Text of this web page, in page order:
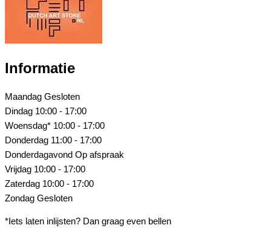
Informatie
Maandag Gesloten
Dindag 10:00 - 17:00
Woensdag* 10:00 - 17:00
Donderdag 11:00 - 17:00
Donderdagavond Op afspraak
Vrijdag 10:00 - 17:00
Zaterdag 10:00 - 17:00
Zondag Gesloten
*Iets laten inlijsten? Dan graag even bellen